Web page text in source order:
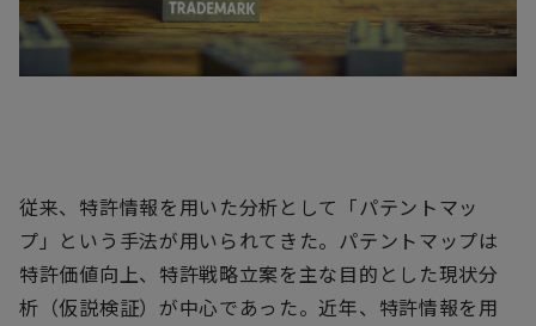
従来、特許情報を用いた分析として「パテントマッ
プ」という手法が用いられてきた。パテントマップは
特許価値向上、特許戦略立案を主な目的とした現状分
析（仮説検証）が中心であった。近年、特許情報を用